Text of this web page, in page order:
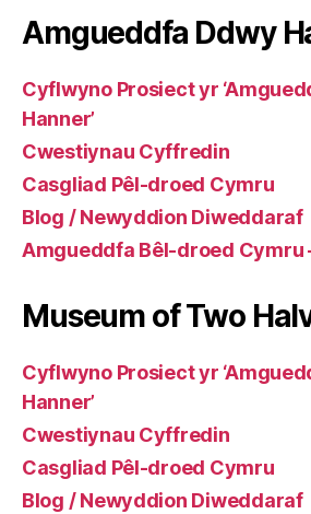
Amgueddfa Ddwy
Cyflwyno Prosiect yr
Hanner’
Cwestiynau Cyffredin
Casgliad Pêl-droed Cymru
Blog / Newyddion Diweddaraf
Amgueddfa Bêl-droed Cymru
Museum of Two
Cyflwyno Prosiect yr
Hanner’
Cwestiynau Cyffredin
Casgliad Pêl-droed Cymru
Blog / Newyddion Diweddaraf